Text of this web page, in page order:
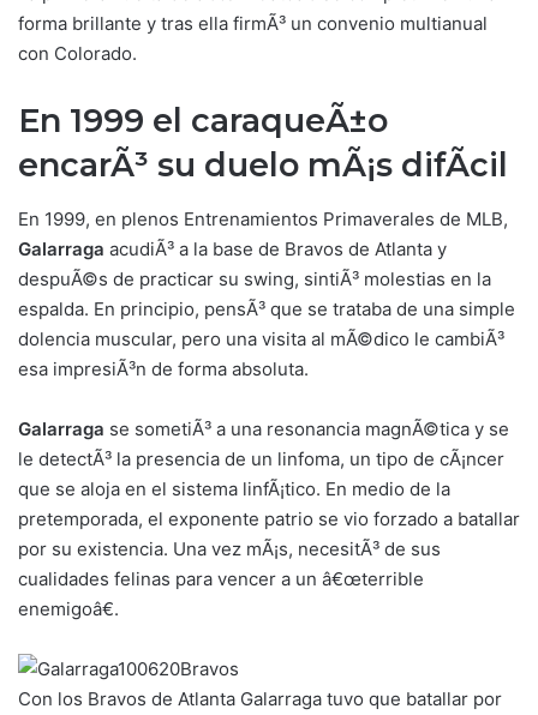
forma brillante y tras ella firmÃ³ un convenio multianual
con Colorado.
En 1999 el caraqueÃ±o
encarÃ³ su duelo mÃ¡s difÃ­cil
En 1999, en plenos Entrenamientos Primaverales de MLB,
Galarraga acudiÃ³ a la base de Bravos de Atlanta y
despuÃ©s de practicar su swing, sintiÃ³ molestias en la
espalda. En principio, pensÃ³ que se trataba de una simple
dolencia muscular, pero una visita al mÃ©dico le cambiÃ³
esa impresiÃ³n de forma absoluta.
Galarraga se sometiÃ³ a una resonancia magnÃ©tica y se
le detectÃ³ la presencia de un linfoma, un tipo de cÃ¡ncer
que se aloja en el sistema linfÃ¡tico. En medio de la
pretemporada, el exponente patrio se vio forzado a batallar
por su existencia. Una vez mÃ¡s, necesitÃ³ de sus
cualidades felinas para vencer a un â€œterrible
enemigoâ€.
Con los Bravos de Atlanta Galarraga tuvo que batallar por